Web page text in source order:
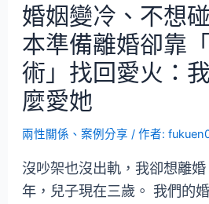
婚姻變冷、不想
本準備離婚卻靠
術」找回愛火：
麼愛她
兩性關係 、案例分享 / 作者:
沒吵架也沒出軌，我卻想離
年，兒子現在三歲。 我們的